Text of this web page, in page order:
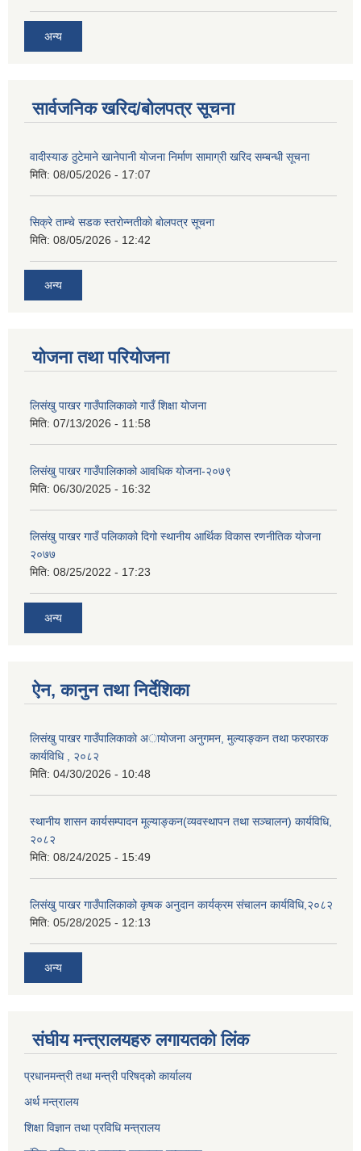
अन्य
सार्वजनिक खरिद/बोलपत्र सूचना
वादीस्याङ ठुटेमाने खानेपानी याेजना निर्माण सामाग्री खरिद सम्बन्धी सूचना
मिति: 08/05/2026 - 17:07
सिक्रे ताम्चे सडक स्तराेन्नतीकाे बाेलपत्र सूचना
मिति: 08/05/2026 - 12:42
अन्य
योजना तथा परियोजना
लिसंखु पाखर गाउँपालिकाको गाउँ शिक्षा योजना
मिति: 07/13/2026 - 11:58
लिसंखु पाखर गाउँपालिकाको आवधिक योजना-२०७९
मिति: 06/30/2025 - 16:32
लिसंखु पाखर गाउँ पलिकाको दिगो स्थानीय आर्थिक विकास रणनीतिक योजना
२०७७
मिति: 08/25/2022 - 17:23
अन्य
ऐन, कानुन तथा निर्देशिका
लिसंखु पाखर गाउँपालिकाकाे अायाेजना अनुगमन, मुल्याङ्कन तथा फरफारक
कार्यविधि , २०८२
मिति: 04/30/2026 - 10:48
स्थानीय शासन कार्यसम्पादन मूल्याङ्कन(व्यवस्थापन तथा सञ्चालन) कार्यविधि,
२०८२
मिति: 08/24/2025 - 15:49
लिसंखु पाखर गाउँपालिकाको कृषक अनुदान कार्यक्रम संचालन कार्यविधि,२०८२
मिति: 05/28/2025 - 12:13
अन्य
संघीय मन्त्रालयहरु लगायतको लिंक
प्रधानमन्त्री तथा मन्त्री परिषद्को कार्यालय
अर्थ मन्त्रालय
शिक्षा विज्ञान तथा प्रविधि मन्त्रालय